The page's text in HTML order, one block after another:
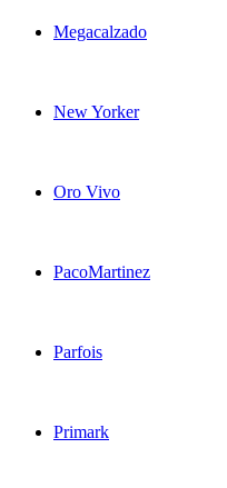
Megacalzado
New Yorker
Oro Vivo
PacoMartinez
Parfois
Primark